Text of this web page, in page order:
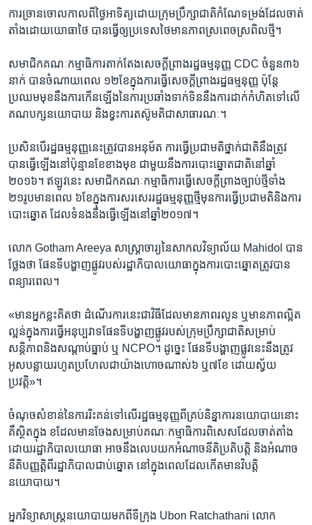
ការ​ច្រាន​ចោល​កាល​ពី​ថ្ងៃ​អាទិត្យ​ដោយ​ក្រុម​ប្រឹក្សា​ជាតិ​កំណែ​ទម្រង់​ដែល​ចាត់​
តាំង​ដោយ​យោធា​ថៃ​ បាន​ធ្វើ​ឲ្យ​ប្រទេស​ថៃ​មាន​ភាព​ស្រពេច​ស្រពិល​ថ្មី។​
សមាជិក​គណៈកម្មាធិការ​តាក់តែង​សេចក្ដី​ព្រាងរដ្ឋ​ធម្មនុញ្ញ​ CDC ​ចំនួន​៣៦​
នាក់​ បាន​ចំណាយ​ពេល​ ១២ខែ​ក្នុង​ការ​ធ្វើ​សេចក្ដី​ព្រាងរដ្ឋ​ធម្មនុញ្ញ​ ប៉ុន្តែ​
ប្រឈម​មុខ​នឹង​ការ​កើន​ឡើង​នៃ​ការ​ប្រឆាំង​ទាក់​ទិន​នឹង​ការ​ដាក់​កំហិត​ទៅ​លើ
គណបក្ស​នយោបាយ​ និង​ខ្វះ​ការ​តស៊ូ​មតិ​ជា​សាធារណៈ។​
ប្រសិន​បើរដ្ឋ​ធម្មនុញ្ញ​នេះ​ត្រូវ​បាន​អនុម័ត​ ការ​ធ្វើ​ប្រជា​មតិ​ថ្នាក់​ជាតិ​នឹង​ត្រូវ​
បាន​ធ្វើ​ឡើង​នៅ​ប៉ុន្មាន​ខែ​ខាង​មុខ​ ជា​មួយ​នឹង​ការ​បោះឆ្នោត​ជាតិ​នៅ​ឆ្នាំ​
២០១៦។ ឥឡូវ​នេះ​ សមាជិក​គណៈកម្មាធិការ​ធ្វើ​សេចក្ដី​ព្រាង​ច្បាប់​ថ្មី​ទាំង​
២១រូប​មាន​ពេល​ ៦ខែ​ក្នុង​ការ​សរសេរ​រដ្ឋ​ធម្មនុញ្ញ​ថ្មី​មុន​ការ​ធ្វើ​ប្រជា​មតិ​និង​ការ​
បោះ​ឆ្នោត​ ដែល​ទំនង​នឹង​ធ្វើ​ឡើង​នៅ​ឆ្នាំ​២០១៧។​
លោក Gotham Areeya ​សាស្ត្រាចារ្យ​នៃ​សាកលវិទ្យាល័យ​ Mahidol ​បាន​
ថ្លែង​ថា​ ផែន​ទី​បង្ហាញ​ផ្លូវ​របស់​រដ្ឋាភិបាល​យោធា​ក្នុង​ការ​បោះ​ឆ្នោត​ត្រូវ​បាន​
ពន្យារ​ពេល។​
«មាន​អ្នក​ខ្លះ​គិត​ថា​ ដំណើរ​ការ​នេះ​ជា​វិធី​ដែល​មាន​ភាព​រលូន​ ឬ​មាន​ភាព​ល្អិត​
ល្អន់​ក្នុង​ការ​ធ្វើ​អនុប្បវាទ​ផែន​ទី​បង្ហាញ​ផ្លូវ​របស់​ក្រុម​ប្រឹក្សា​ជាតិ​សម្រាប់​
សន្តិភាព​និង​សណ្ដាប់​ធ្នាប់ ​ឬ ​NCPO។ ដូច្នេះ​ ផែន​ទី​បង្ហាញ​ផ្លូវ​នេះ​នឹង​ត្រូវ​
អូស​បន្លាយ​រហូត​ប្រហែល​ជា​យ៉ាង​ហោច​ណាស់​៦ ឬ​៧​ខែ​ ដោយ​ស្វ័យ​
ប្រវត្តិ»។​
ចំណុច​សំខាន់​នៃ​ការ​រិះគន់​ទៅ​លើ​រដ្ឋ​ធម្មនុញ្ញ​ពី​គ្រប់​និន្នាការ​នយោបាយ​នោះ​
គឺ​ស្ថិត​ក្នុង​ ខ​ដែល​មាន​ចែង​សម្រាប់​គណៈ​កម្មា​ធិការ​ពិសេស​ដែល​ចាត់​តាំង​
ដោយ​រដ្ឋាភិបាល​យោធា​ អាច​នឹង​លេប​យក​អំណាច​នីតិ​ប្រតិបត្តិ​ និង​អំណាច​
នីតិ​បញ្ញត្តិ​ពី​រដ្ឋាភិបាល​ជាប់​ឆ្នោត​ នៅ​ក្នុង​ពេល​ដែល​កើត​មាន​វិបត្តិ​
នយោបាយ។​
អ្នក​វិទ្យាសាស្ត្រ​នយោបាយ​មក​ពី​ទីក្រុង​ Ubon Ratchathani លោក​